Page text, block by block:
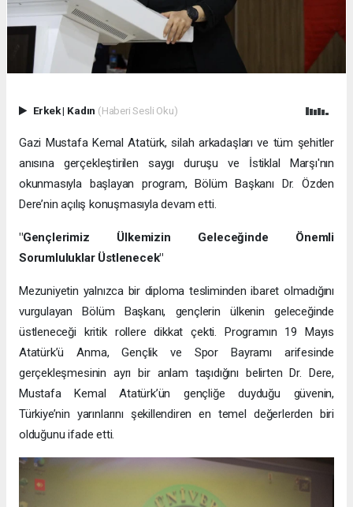
Erkek| Kadın (Haberi Sesli Oku)
Gazi Mustafa Kemal Atatürk, silah arkadaşları ve tüm şehitler
anısına gerçekleştirilen saygı duruşu ve İstiklal Marşı'nın
okunmasıyla başlayan program, Bölüm Başkanı Dr. Özden
Dere’nin açılış konuşmasıyla devam etti.
"Gençlerimiz Ülkemizin Geleceğinde Önemli
Sorumluluklar Üstlenecek"
Mezuniyetin yalnızca bir diploma tesliminden ibaret olmadığını
vurgulayan Bölüm Başkanı, gençlerin ülkenin geleceğinde
üstleneceği kritik rollere dikkat çekti. Programın 19 Mayıs
Atatürk’ü Anma, Gençlik ve Spor Bayramı arifesinde
gerçekleşmesinin ayrı bir anlam taşıdığını belirten Dr. Dere,
Mustafa Kemal Atatürk’ün gençliğe duyduğu güvenin,
Türkiye’nin yarınlarını şekillendiren en temel değerlerden biri
olduğunu ifade etti.